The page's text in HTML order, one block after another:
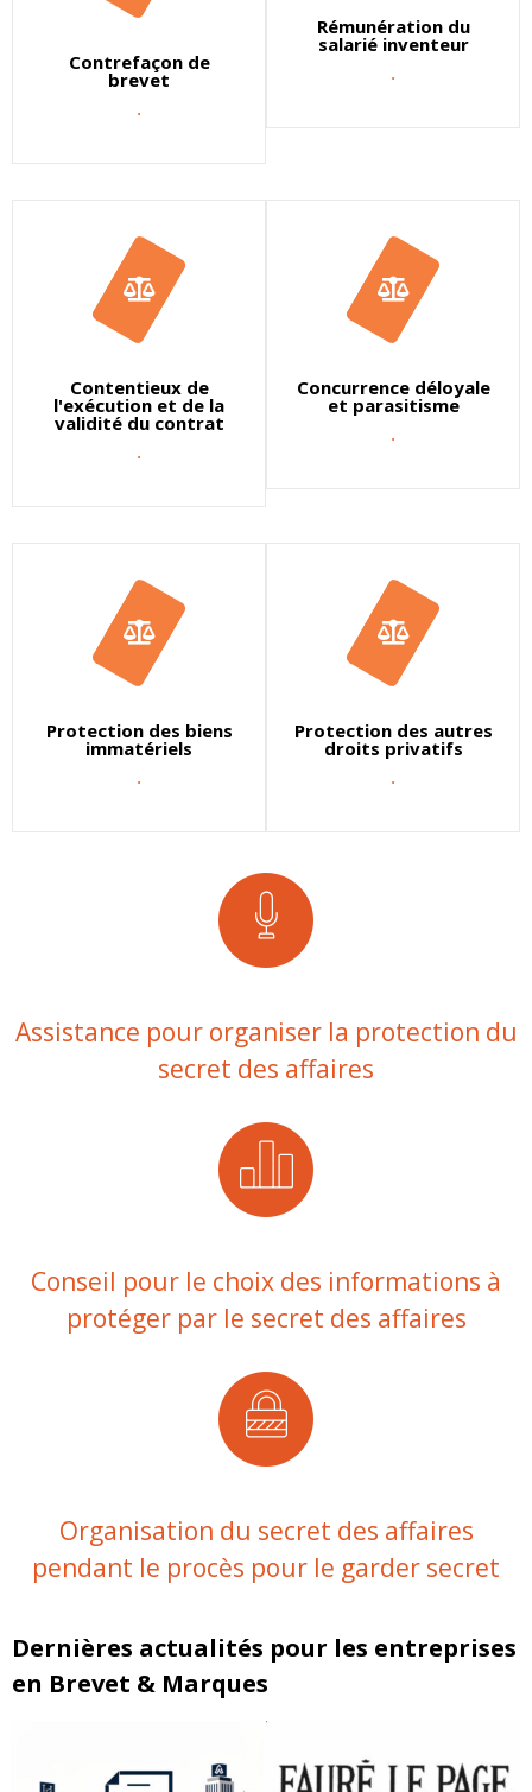
Contrefaçon de
brevet
.
Rémunération du
salarié inventeur
.
Contentieux de
l'exécution et de la
validité du contrat
.
Concurrence déloyale
et parasitisme
.
Protection des biens
immatériels
.
Protection des autres
droits privatifs
.
Assistance pour organiser la protection du
secret des affaires
Conseil pour le choix des informations à
protéger par le secret des affaires
Organisation du secret des affaires
pendant le procès pour le garder secret
Dernières actualités pour les entreprises
en Brevet & Marques